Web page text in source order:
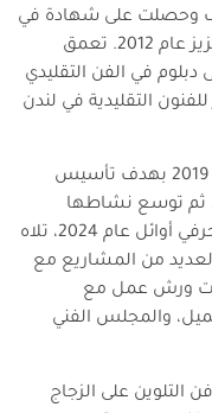
في الخزف وحصلت على شهادة في
الفن والتصميم من جامعة الملك عبد العزيز عام 2012. تعمق
في الفن التقليدي
التقليدية في لندن
أطلقت مروى أول استوديو منزلي لها عام 2019 بهدف تأسيس
ثم توسع نشاطها
بافتتاح الاستوديو الثاني في شارع البلد الحرفي أوائل عام 2024، تلاه
من المشاريع مع
ورش عمل مع
زاوية 97، وفن جميل، والمجلس الفني
التلوين على الزجاج